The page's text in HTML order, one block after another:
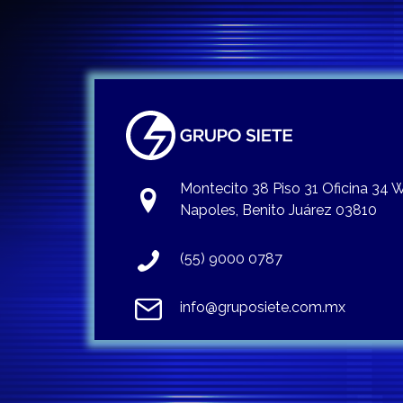
Montecito 38 Piso 31 Oficina 34
Napoles, Benito Juárez 03810
(55) 9000 0787
info@gruposiete.com.mx